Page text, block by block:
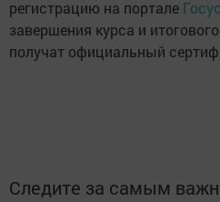
регистрацию на портале
завершения курса и
получат официальный
Следите за самым